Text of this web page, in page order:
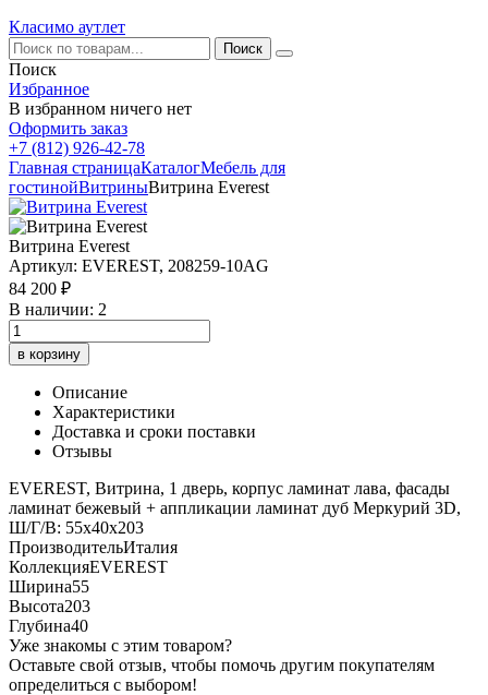
Класимо аутлет
Поиск
Избранное
В избранном ничего нет
Оформить заказ
+7 (812) 926-42-78
Главная страницаКаталогМебель для
гостинойВитриныВитрина Everest
Витрина Everest
Артикул: EVEREST, 208259-10AG
84 200 ₽
В наличии: 2
в корзину
Описание
Характеристики
Доставка и сроки поставки
Отзывы
EVEREST, Витрина, 1 дверь, корпус ламинат лава, фасады
ламинат бежевый + аппликации ламинат дуб Меркурий 3D,
Ш/Г/В: 55х40х203
ПроизводительИталия
КоллекцияEVEREST
Ширина55
Высота203
Глубина40
Уже знакомы с этим товаром?
Оставьте свой отзыв, чтобы помочь другим покупателям
определиться с выбором!